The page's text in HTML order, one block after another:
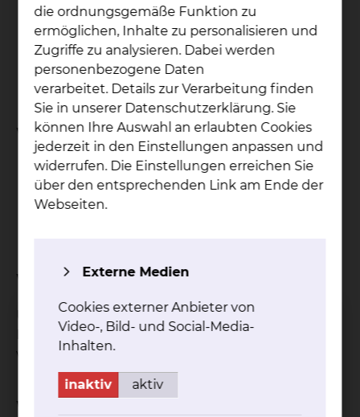
Schmerzen
Verspannungen
Verstopfungen
Selbstheilungskräfte stärken
Welche Ziele hat die Behandlung?
Anregung des Lymphflusses
Schmerzlinderung
Stoffwechselanregung
Wie wirkt die Behandlung?
Über Reflexbahnen können weit entfernte
Punkte am Körper erreicht und beeinflusst
werden.
Wie ist der Ablauf der Behandlung?
die ordnungsgemäße Funktion zu
ermöglichen, Inhalte zu personalisieren und
Zugriffe zu analysieren. Dabei werden
personenbezogene Daten
verarbeitet. Details zur Verarbeitung finden
Sie in unserer Datenschutzerklärung. Sie
können Ihre Auswahl an erlaubten Cookies
jederzeit in den Einstellungen anpassen und
widerrufen. Die Einstellungen erreichen Sie
über den entsprechenden Link am Ende der
Webseiten.
Externe Medien
Cookies externer Anbieter von
Video-, Bild- und Social-Media-
Inhalten.
inaktiv aktiv